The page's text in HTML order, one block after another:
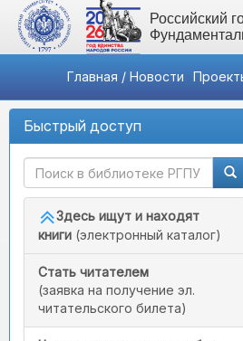
Российский
Главная / Новости
Быстрый доступ
Здесь ищут и находят
книги (электронный каталог)
Стать читателем
(заявка на получение эл.
читательского билета)